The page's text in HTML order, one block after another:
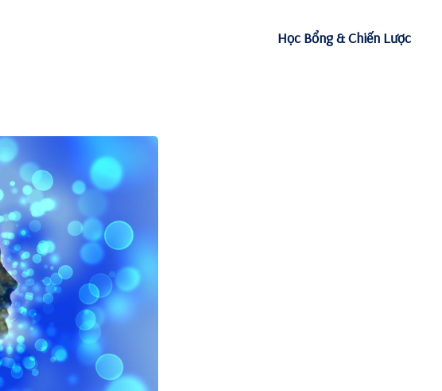
Học Bổng & Chiến Lược